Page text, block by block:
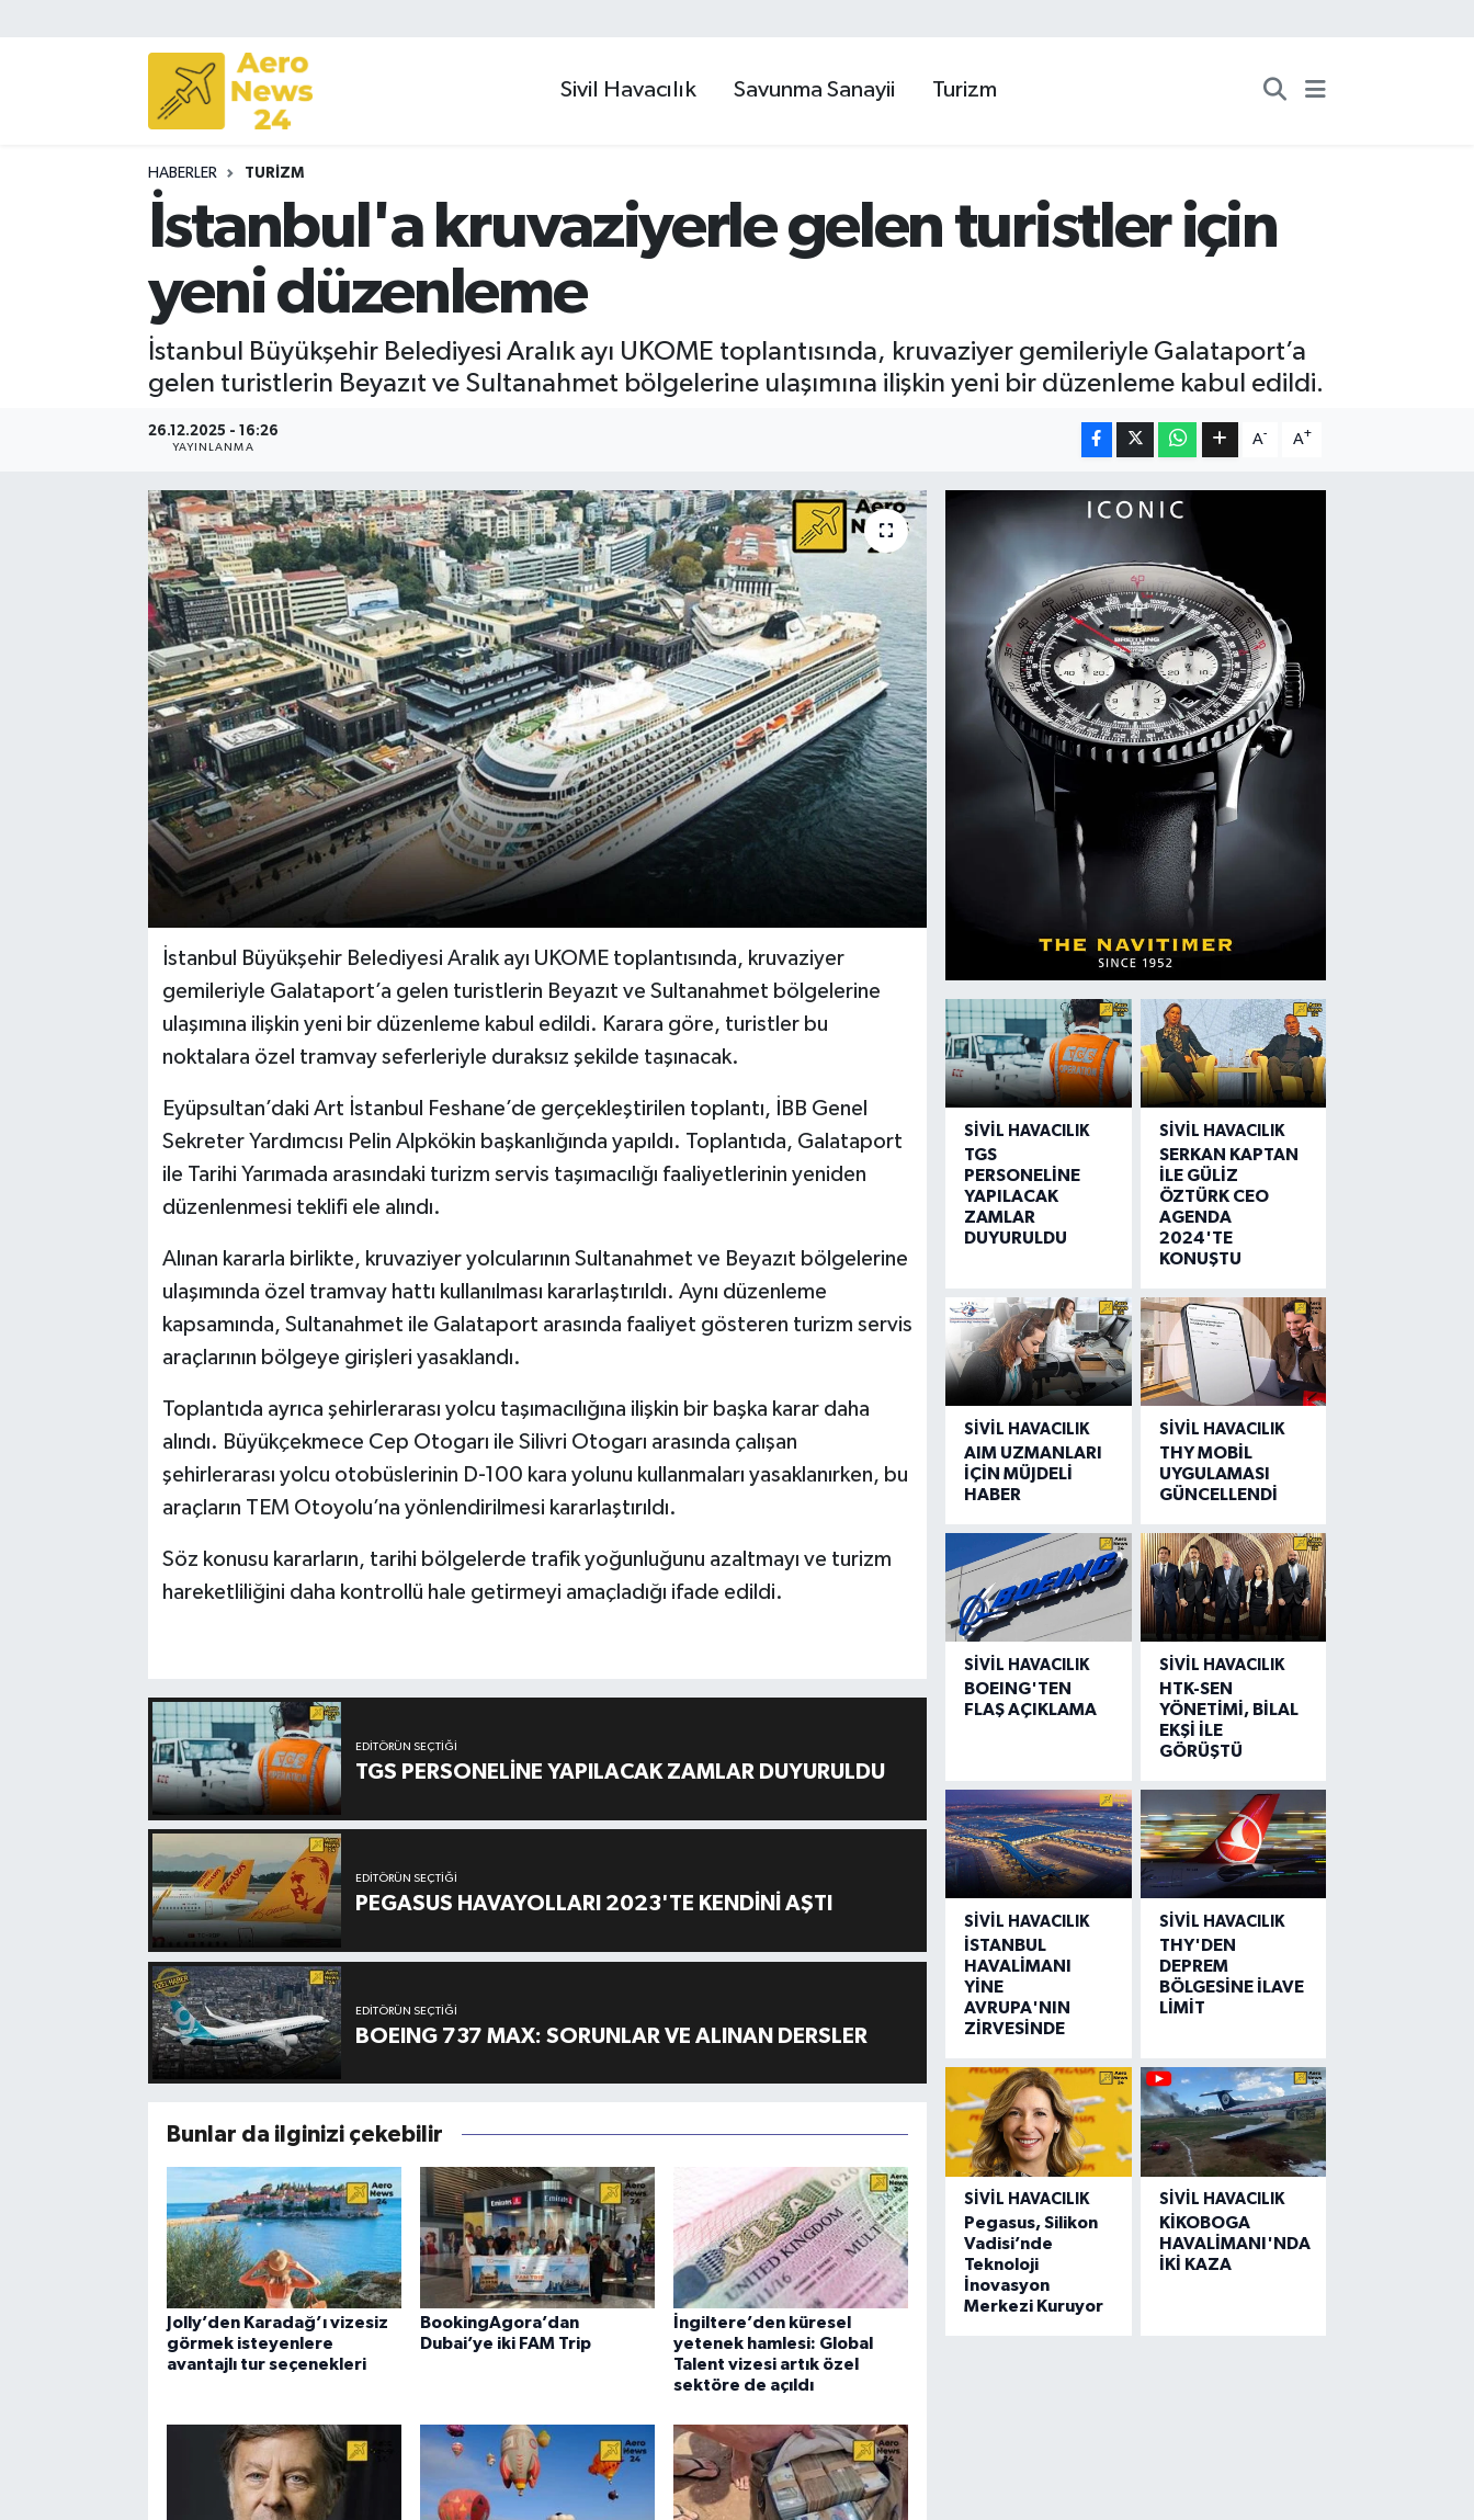
Sivil Havacılık Savunma Sanayii Turizm
HABERLER TURIZM
İstanbul'a kruvaziyerle gelen turistler için
yeni düzenleme
İstanbul Büyükşehir Belediyesi Aralık ayı UKOME toplantısında, kruvaziyer gemileriyle Galataport’a
gelen turistlerin Beyazıt ve Sultanahmet bölgelerine ulaşımına ilişkin yeni bir düzenleme kabul edildi.
26.12.2025 - 16:26
YAYINLANMA
A- A+
İstanbul Büyükşehir Belediyesi Aralık ayı UKOME toplantısında, kruvaziyer
gemileriyle Galataport’a gelen turistlerin Beyazıt ve Sultanahmet bölgelerine
ulaşımına ilişkin yeni bir düzenleme kabul edildi. Karara göre, turistler bu
noktalara özel tramvay seferleriyle duraksız şekilde taşınacak.
Eyüpsultan’daki Art İstanbul Feshane’de gerçekleştirilen toplantı, İBB Genel
Sekreter Yardımcısı Pelin Alpkökin başkanlığında yapıldı. Toplantıda, Galataport
ile Tarihi Yarımada arasındaki turizm servis taşımacılığı faaliyetlerinin yeniden
düzenlenmesi teklifi ele alındı.
Alınan kararla birlikte, kruvaziyer yolcularının Sultanahmet ve Beyazıt bölgelerine
ulaşımında özel tramvay hattı kullanılması kararlaştırıldı. Aynı düzenleme
kapsamında, Sultanahmet ile Galataport arasında faaliyet gösteren turizm servis
araçlarının bölgeye girişleri yasaklandı.
Toplantıda ayrıca şehirlerarası yolcu taşımacılığına ilişkin bir başka karar daha
alındı. Büyükçekmece Cep Otogarı ile Silivri Otogarı arasında çalışan
şehirlerarası yolcu otobüslerinin D-100 kara yolunu kullanmaları yasaklanırken, bu
araçların TEM Otoyolu’na yönlendirilmesi kararlaştırıldı.
Söz konusu kararların, tarihi bölgelerde trafik yoğunluğunu azaltmayı ve turizm
hareketliliğini daha kontrollü hale getirmeyi amaçladığı ifade edildi.
EDITÖRÜN SEÇTIĞI
TGS PERSONELİNE YAPILACAK ZAMLAR DUYURULDU
EDITÖRÜN SEÇTIĞI
PEGASUS HAVAYOLLARI 2023'TE KENDİNİ AŞTI
EDITÖRÜN SEÇTIĞI
BOEING 737 MAX: SORUNLAR VE ALINAN DERSLER
Bunlar da ilginizi çekebilir
Jolly’den Karadağ’ı vizesiz
görmek isteyenlere
avantajlı tur seçenekleri
BookingAgora’dan
Dubai’ye iki FAM Trip
İngiltere’den küresel
yetenek hamlesi: Global
Talent vizesi artık özel
sektöre de açıldı
SIVIL HAVACILIK
TGS
PERSONELİNE
YAPILACAK
ZAMLAR
DUYURULDU
SIVIL HAVACILIK
SERKAN KAPTAN
İLE GÜLİZ
ÖZTÜRK CEO
AGENDA
2024'TE
KONUŞTU
SIVIL HAVACILIK
AIM UZMANLARI
İÇİN MÜJDELİ
HABER
SIVIL HAVACILIK
THY MOBİL
UYGULAMASI
GÜNCELLENDİ
SIVIL HAVACILIK
BOEING'TEN
FLAŞ AÇIKLAMA
SIVIL HAVACILIK
HTK-SEN
YÖNETİMİ, BİLAL
EKŞİ İLE
GÖRÜŞTÜ
SIVIL HAVACILIK
İSTANBUL
HAVALİMANI
YİNE
AVRUPA'NIN
ZİRVESİNDE
SIVIL HAVACILIK
THY'DEN
DEPREM
BÖLGESİNE İLAVE
LİMİT
SIVIL HAVACILIK
Pegasus, Silikon
Vadisi’nde
Teknoloji
İnovasyon
Merkezi Kuruyor
SIVIL HAVACILIK
KİKOBOGA
HAVALİMANI'NDA
İKİ KAZA
Sivil Havacılık